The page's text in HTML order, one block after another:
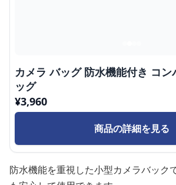
カメラ バッグ 防水機能付き コ
ッグ
¥3,960
商品の詳細を見る
防水機能を重視した小型カメラバック